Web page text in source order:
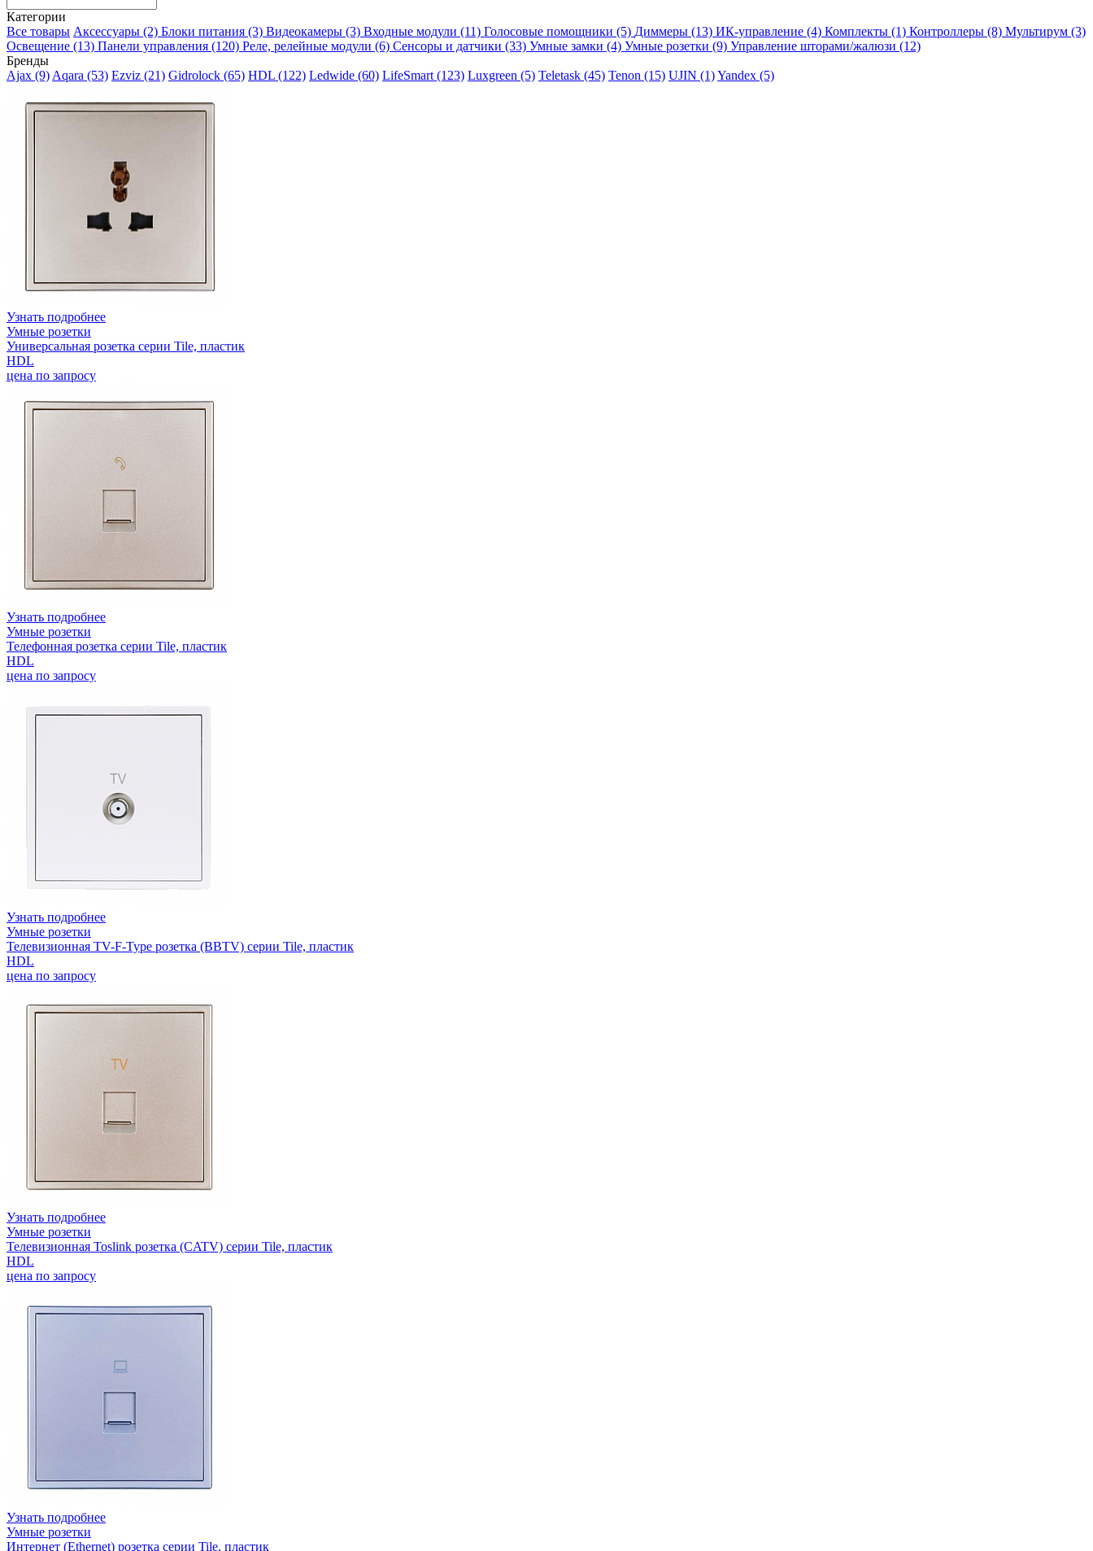
Категории
Все товары Аксессуары (2) Блоки питания (3) Видеокамеры (3) Входные модули (11) Голосовые помощники (5) Диммеры (13) ИК-управление (4) Комплекты (1) Контроллеры (8) Мультирум (3)
Освещение (13) Панели управления (120) Реле, релейные модули (6) Сенсоры и датчики (33) Умные замки (4) Умные розетки (9) Управление шторами/жалюзи (12)
Бренды
Ajax (9) Aqara (53) Ezviz (21) Gidrolock (65) HDL (122) Ledwide (60) LifeSmart (123) Luxgreen (5) Teletask (45) Tenon (15) UJIN (1)Yandex (5)
Узнать подробнее
Умные розетки
Универсальная розетка серии Tile, пластик
HDL
цена по запросу
Узнать подробнее
Умные розетки
Телефонная розетка серии Tile, пластик
HDL
цена по запросу
Узнать подробнее
Умные розетки
Телевизионная TV-F-Type розетка (BBTV) серии Tile, пластик
HDL
цена по запросу
Узнать подробнее
Умные розетки
Телевизионная Toslink розетка (CATV) серии Tile, пластик
HDL
цена по запросу
Узнать подробнее
Умные розетки
Интернет (Ethernet) розетка серии Tile, пластик